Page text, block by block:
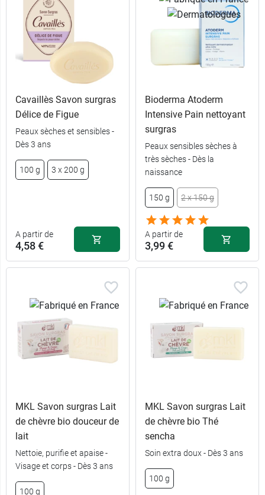
Cavaillès Savon surgras
Délice de Figue
Peaux sèches et sensibles -
Dès 3 ans
100 g 3 x 200 g
A partir de
4,58 €
100 g
Bioderma Atoderm
Intensive Pain nettoyant
surgras
Peaux sensibles sèches à
très sèches - Dès la
naissance
150 g 2 x 150 g
A partir de
3,99 €
150 g
MKL Savon surgras Lait
de chèvre bio douceur de
lait
Nettoie, purifie et apaise -
Visage et corps - Dès 3 ans
100 g
MKL Savon surgras Lait
de chèvre bio Thé
sencha
Soin extra doux - Dès 3 ans
100 g